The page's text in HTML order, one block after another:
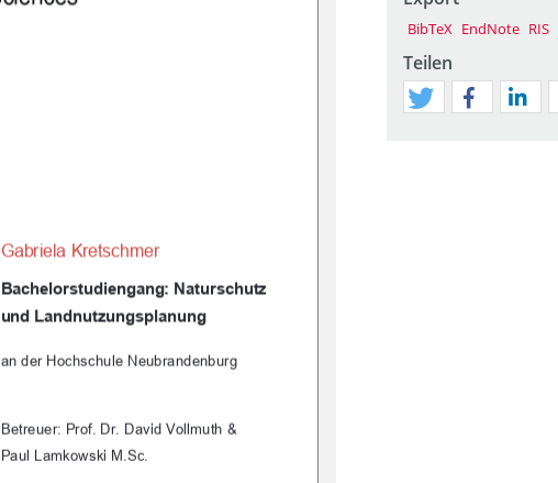
Gabriela Kretschmer
Bachelorstudiengang: Naturschutz
und Landnutzungsplanung
an der Hochschule Neubrandenburg
Betreuer: Prof. Dr. David Vollmuth &
Paul Lamkowski M.Sc.
BibTeX EndNote RIS
Teilen